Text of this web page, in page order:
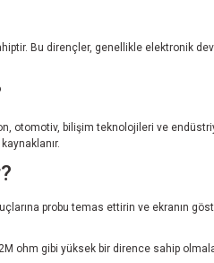
Bu dirençler, genellikle elektronik
otomotiv, bilişim teknolojileri ve
probu temas ettirin ve ekranın
ohm gibi yüksek bir dirence sahip